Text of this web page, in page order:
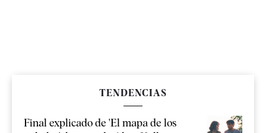
TENDENCIAS
Final explicado de 'El mapa de los